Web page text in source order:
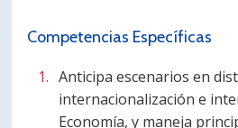
Competencias Específicas
Anticipa escenarios en
internacionalización e
Economía, y maneja